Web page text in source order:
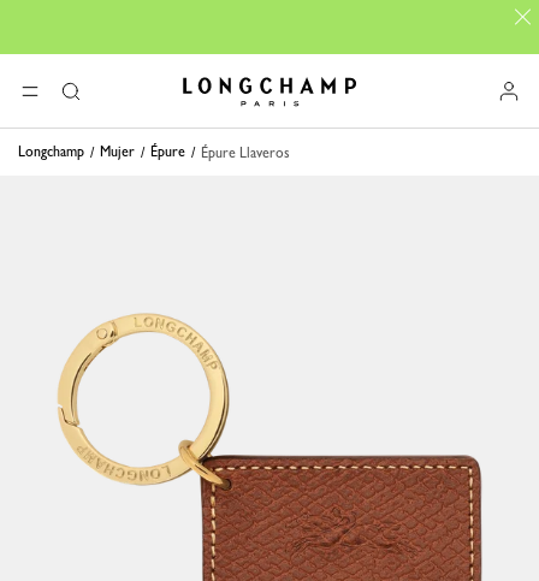
MENÚBuscar Longchamp - Home
Longchamp Mujer Épure Épure Llaveros